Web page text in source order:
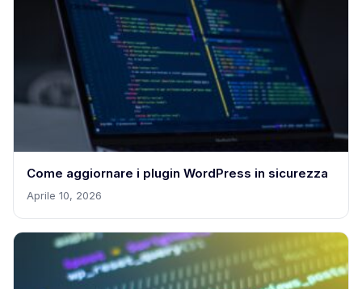
Come aggiornare i plugin WordPress in sicurezza
Aprile 10, 2026